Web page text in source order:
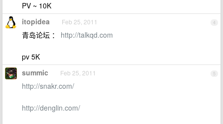
PV ~ 10K
4
itopidea Feb 25, 2011
青岛论坛 ： http://talkqd.com
pv 5K
5
summic Feb 25, 2011
http://snakr.com/
http://denglin.com/